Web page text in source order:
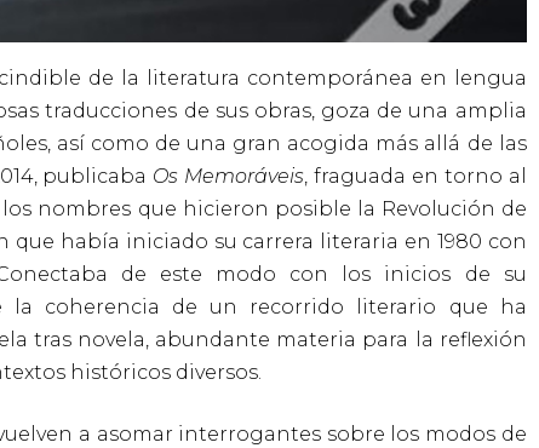
de la literatura contemporánea en lengua
traducciones de sus obras, goza de una amplia
así como de una gran acogida más allá de las
publicaba Os Memoráveis , fraguada en torno al
nombres que hicieron posible la Revolución de
que había iniciado su carrera literaria en 1980 con
de este modo con los inicios de su
la coherencia de un recorrido literario que ha
tras novela, abundante materia para la reflexión
históricos diversos.
vuelven a asomar interrogantes sobre los modos de